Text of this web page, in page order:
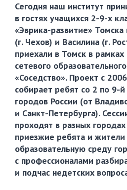
Сегодня наш институт
в гостях учащихся 2-9-х
«Эврика-развитие» Томска
(г. Чехов) и Василина (г.
приехали в Томск в рамках
сетевого
«Соседство». Проект с
собирает ребят со 2 по 9-й
городов России (от
и Санкт-Петербурга).
проходят в разных
приезжие ребята и
образовательную среду
с профессионалами
и подчас недетских